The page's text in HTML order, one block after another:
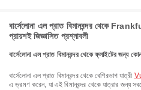
বার্সেলোনা এল প্রাত বিমানবন্দর থেকে
প্রায়শই জিজ্ঞাসিত প্রশ্নাবলী
বার্সেলোনা এল প্রাত বিমানবন্দর থেকে ফ্লাইটের জন্য
বার্সেলোনা এল প্রাত বিমানবন্দর থেকে বেশিরভাগ যাত্রী
এ ভ্রমণ করেন, যা এই বিমানবন্দর থেকে যাত্রার জন্য